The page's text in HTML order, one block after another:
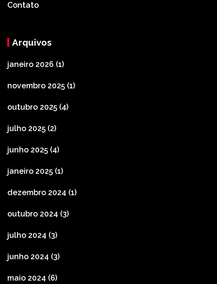
Contato
Arquivos
janeiro 2026 (1)
novembro 2025 (1)
outubro 2025 (4)
julho 2025 (2)
junho 2025 (4)
janeiro 2025 (1)
dezembro 2024 (1)
outubro 2024 (3)
julho 2024 (3)
junho 2024 (3)
maio 2024 (6)